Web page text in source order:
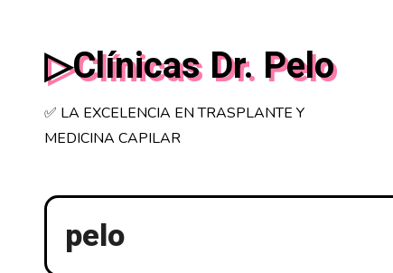
contenido▷Clínicas Dr. Pelo
✅ LA EXCELENCIA EN TRASPLANTE Y
MEDICINA CAPILAR
pelo